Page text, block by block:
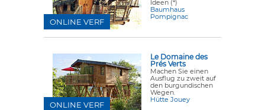
Ideen (*)
Baumhaus
Pompignac
ONLINE VERF
Le Domaine des
Prés Verts
Machen Sie einen
Ausflug zu zweit auf
den burgundischen
Wegen.
Hütte Jouey
ONLINE VERF